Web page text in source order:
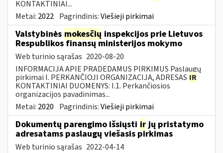
KONTAKTINIAI...
Metai: 2022 Pagrindinis:Viešieji pirkimai
Valstybinės mokesčių inspekcijos prie Lietuvos
Respublikos finansų ministerijos mokymo
Web turinio sąrašas 2020-08-20
INFORMACIJA APIE PRADEDAMUS PIRKIMUS Paslaugų
pirkimai I. PERKANČIOJI ORGANIZACIJA, ADRESAS IR
KONTAKTINIAI DUOMENYS: I.1. Perkančiosios
organizacijos pavadinimas...
Metai: 2020 Pagrindinis:Viešieji pirkimai
Dokumentų parengimo išsiųsti irjų pristatymo
adresatams paslaugų viešasis pirkimas
Web turinio sąrašas 2022-04-14